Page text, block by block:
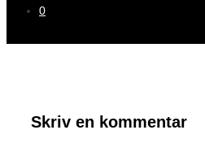
0
Skriv en kommentar